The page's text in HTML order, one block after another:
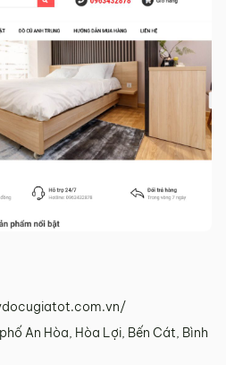
An Hòa, Hòa Lợi, Bến Cát, Bình